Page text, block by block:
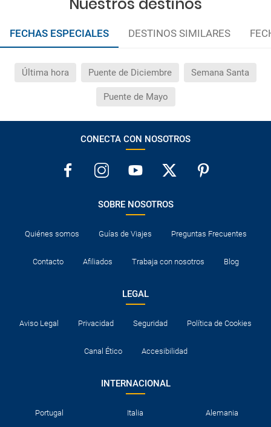
FECHAS ESPECIALES DESTINOS SIMILARES
Última hora Puente de Diciembre Semana Santa
Puente de Mayo
CONECTA CON NOSOTROS
SOBRE NOSOTROS
Quiénes somos Guías de Viajes Preguntas Frecuentes
Contacto Afiliados Trabaja con nosotros Blog
LEGAL
Aviso Legal Privacidad Seguridad Política de Cookies
Canal Ético Accesibilidad
INTERNACIONAL
Portugal Italia Alemania